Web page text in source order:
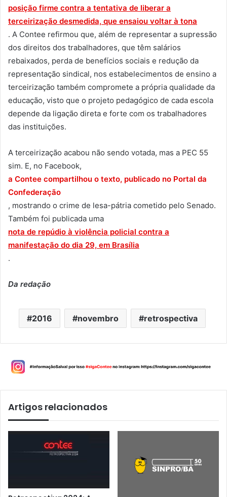
posição firme contra a tentativa de liberar a
terceirização desmedida, que ensaiou voltar à tona
. A Contee refirmou que, além de representar a supressão
dos direitos dos trabalhadores, que têm salários
rebaixados, perda de benefícios sociais e redução da
representação sindical, nos estabelecimentos de ensino a
terceirização também compromete a própria qualidade da
educação, visto que o projeto pedagógico de cada escola
depende da ligação direta e forte com os trabalhadores
das instituições.
A terceirização acabou não sendo votada, mas a PEC 55
sim. E, no Facebook,
a Contee compartilhou o texto, publicado no Portal da
Confederação
, mostrando o crime de lesa-pátria cometido pelo Senado.
Também foi publicada uma
nota de repúdio à violência policial contra a
manifestação do dia 29, em Brasília
.
Da redação
2016 novembro retrospectiva
Artigos relacionados